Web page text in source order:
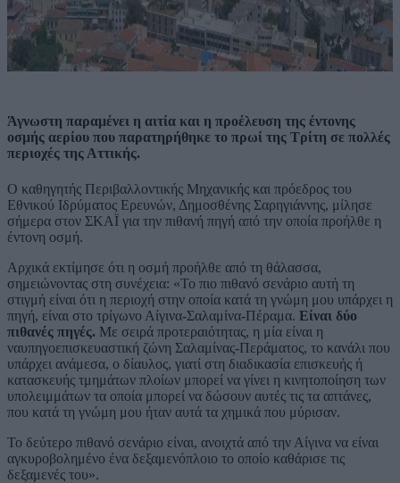
Άγνωστη παραμένει η αιτία και η προέλευση της έντονης
οσμής αερίου που παρατηρήθηκε το πρωί της Τρίτη σε πολλές
περιοχές της Αττικής.
Ο καθηγητής Περιβαλλοντικής Μηχανικής και πρόεδρος του
Εθνικού Ιδρύματος Ερευνών, Δημοσθένης Σαρηγιάννης, μίλησε
σήμερα στον ΣΚΑΪ για την πιθανή πηγή από την οποία προήλθε η
έντονη οσμή.
Αρχικά εκτίμησε ότι η οσμή προήλθε από τη θάλασσα,
σημειώνοντας στη συνέχεια: «Το πιο πιθανό σενάριο αυτή τη
στιγμή είναι ότι η περιοχή στην οποία κατά τη γνώμη μου υπάρχει η
πηγή, είναι στο τρίγωνο Αίγινα-Σαλαμίνα-Πέραμα. Είναι δύο
πιθανές πηγές. Με σειρά προτεραιότητας, η μία είναι η
ναυπηγοεπισκευαστική ζώνη Σαλαμίνας-Περάματος, το κανάλι που
υπάρχει ανάμεσα, ο δίαυλος, γιατί στη διαδικασία επισκευής ή
κατασκευής τμημάτων πλοίων μπορεί να γίνει η κινητοποίηση των
υπολειμμάτων τα οποία μπορεί να δώσουν αυτές τις τα απτάνες,
που κατά τη γνώμη μου ήταν αυτά τα χημικά που μύρισαν.
Το δεύτερο πιθανό σενάριο είναι, ανοιχτά από την Αίγινα να είναι
αγκυροβολημένο ένα δεξαμενόπλοιο το οποίο καθάρισε τις
δεξαμενές του».